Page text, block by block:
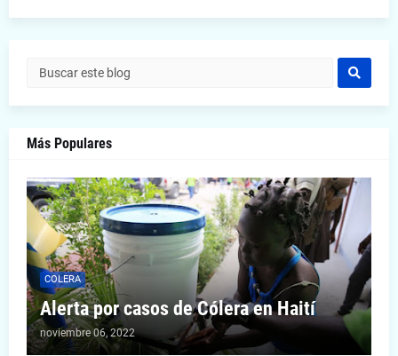
Más Populares
COLERA
Alerta por casos de Cólera en Haití
noviembre 06, 2022